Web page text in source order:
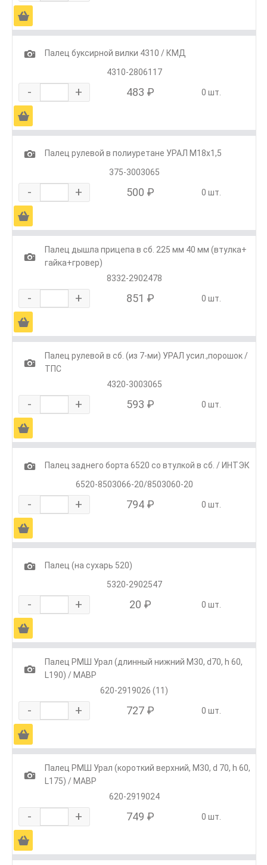
Ä
1
Палец буксирной вилки 4310 / КМД
4310-2806117
- + 483 ₽ 0 шт.
Ä
1
Палец рулевой в полиуретане УРАЛ М18х1,5
375-3003065
- + 500 ₽ 0 шт.
Ä
1
Палец дышла прицепа в сб. 225 мм 40 мм (втулка+
гайка+гровер)
8332-2902478
- + 851 ₽ 0 шт.
Ä
1
Палец рулевой в сб. (из 7-ми) УРАЛ усил.,порошок /
ТПС
4320-3003065
- + 593 ₽ 0 шт.
Ä
1
Палец заднего борта 6520 со втулкой в сб. / ИНТЭК
6520-8503066-20/8503060-20
- + 794 ₽ 0 шт.
Ä
1
Палец (на сухарь 520)
5320-2902547
- + 20 ₽ 0 шт.
Ä
1
Палец РМШ Урал (длинный нижний М30, d70, h 60,
L190) / МАВР
620-2919026 (11)
- + 727 ₽ 0 шт.
Ä
1
Палец РМШ Урал (короткий верхний, М30, d 70, h 60,
L175) / МАВР
620-2919024
- + 749 ₽ 0 шт.
Ä